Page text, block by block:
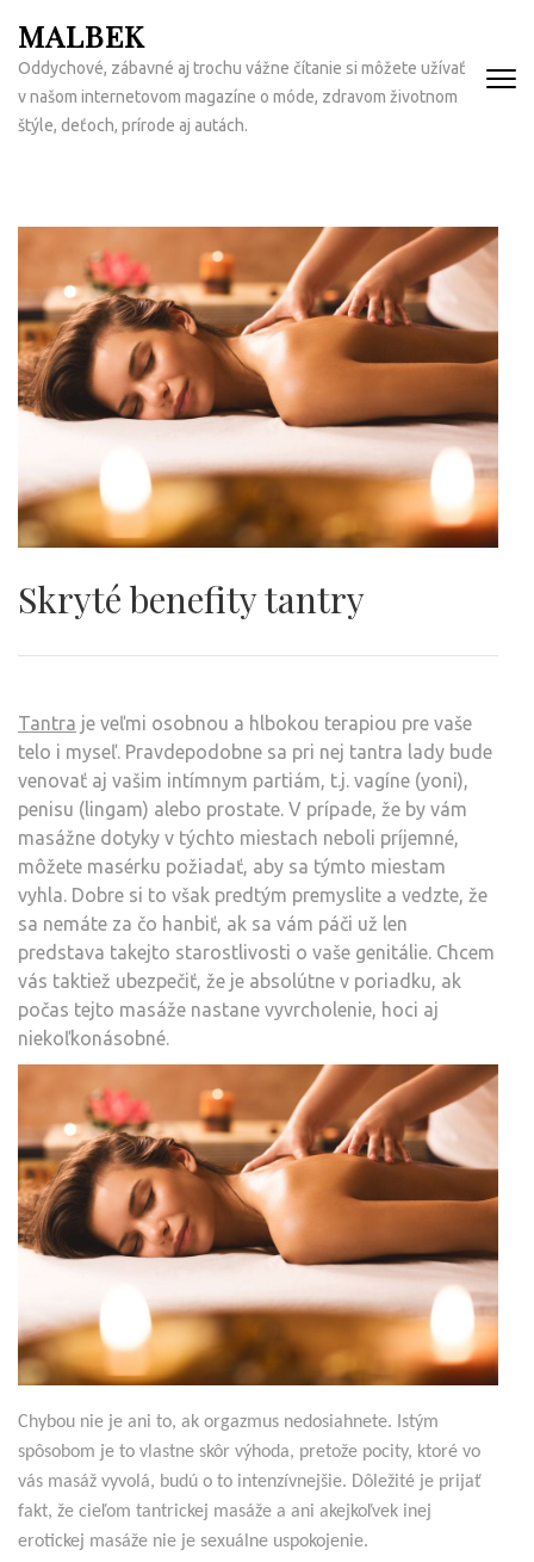
na
obsah
(Enter)
MALBEK
Oddychové, zábavné aj trochu vážne čítanie si môžete užívať
v našom internetovom magazíne o móde, zdravom životnom
štýle, deťoch, prírode aj autách.
Skryté benefity tantry
Tantra je veľmi osobnou a hlbokou terapiou pre vaše
telo i myseľ. Pravdepodobne sa pri nej tantra lady bude
venovať aj vašim intímnym partiám, t.j. vagíne (yoni),
penisu (lingam) alebo prostate. V prípade, že by vám
masážne dotyky v týchto miestach neboli príjemné,
môžete masérku požiadať, aby sa týmto miestam
vyhla. Dobre si to však predtým premyslite a vedzte, že
sa nemáte za čo hanbiť, ak sa vám páči už len
predstava takejto starostlivosti o vaše genitálie. Chcem
vás taktiež ubezpečiť, že je absolútne v poriadku, ak
počas tejto masáže nastane vyvrcholenie, hoci aj
niekoľkonásobné.
Chybou nie je ani to, ak orgazmus nedosiahnete. Istým
spôsobom je to vlastne skôr výhoda, pretože pocity, ktoré vo
vás masáž vyvolá, budú o to intenzívnejšie. Dôležité je prijať
fakt, že cieľom tantrickej masáže a ani akejkoľvek inej
erotickej masáže nie je sexuálne uspokojenie.